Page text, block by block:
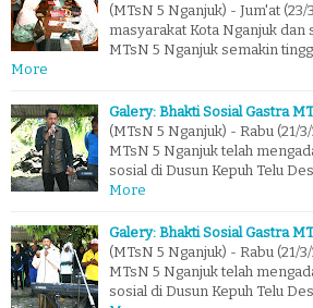
(MTsN 5 Nganjuk) - Jum'at
masyarakat Kota Nganjuk dan
MTsN 5 Nganjuk semakin
More
Galery: Bhakti Sosial Gastra
(MTsN 5 Nganjuk) - Rabu (21/
MTsN 5 Nganjuk telah
sosial di Dusun Kepuh Telu
More
Galery: Bhakti Sosial Gastra
(MTsN 5 Nganjuk) - Rabu (21/
MTsN 5 Nganjuk telah
sosial di Dusun Kepuh Telu